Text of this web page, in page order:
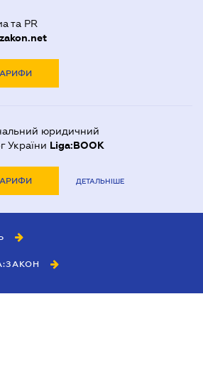
та PR
юридичний
України Liga:BOOK
ДЕТАЛЬНІШЕ